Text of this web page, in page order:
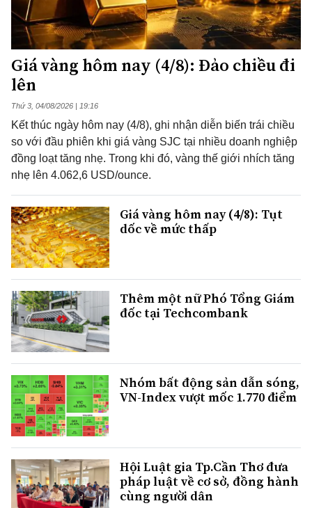
Giá vàng hôm nay (4/8): Đảo chiều đi
lên
Thứ 3, 04/08/2026 | 19:16
Kết thúc ngày hôm nay (4/8), ghi nhận diễn biến trái chiều
so với đầu phiên khi giá vàng SJC tại nhiều doanh nghiệp
đồng loạt tăng nhẹ. Trong khi đó, vàng thế giới nhích tăng
nhẹ lên 4.062,6 USD/ounce.
Giá vàng hôm nay (4/8): Tụt
dốc về mức thấp
Thêm một nữ Phó Tổng Giám
đốc tại Techcombank
Nhóm bất động sản dẫn sóng,
VN-Index vượt mốc 1.770 điểm
Hội Luật gia Tp.Cần Thơ đưa
pháp luật về cơ sở, đồng hành
cùng người dân